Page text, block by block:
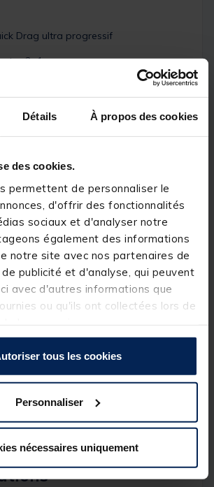
Détails À propos des cookies
des cookies.
permettent de personnaliser le
d'offrir des fonctionnalités
sociaux et d'analyser notre
également des informations
notre site avec nos partenaires de
publicité et d'analyse, qui peuvent
avec d'autres informations que
ou qu'ils ont collectées lors de
tous les cookies
Personnaliser
nécessaires uniquement
Drag ultra progressif
: 3+1
en polycarbonate DS4 et rotor
Zaïon V
aluminium
aluminium repliable
HIP monté sur amortisseur, très
marquer sa distance de lancer
la casse, rabattement du pick-up